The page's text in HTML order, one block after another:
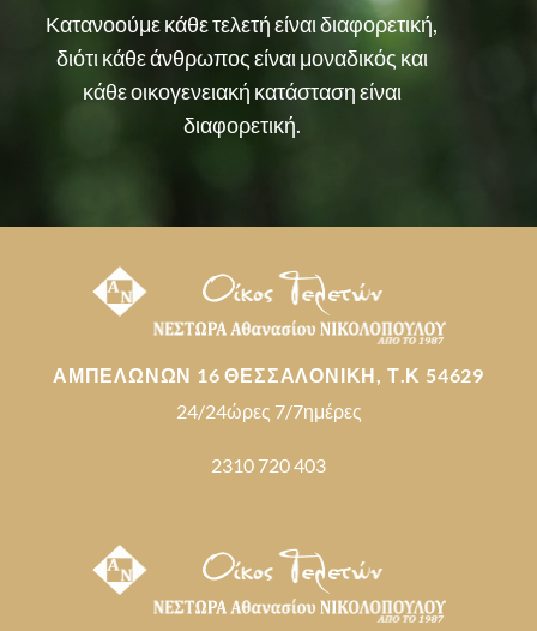
Κατανοούμε κάθε τελετή είναι διαφορετική,
διότι κάθε άνθρωπος είναι μοναδικός και
κάθε οικογενειακή κατάσταση είναι
διαφορετική.
ΑΜΠΕΛΩΝΩΝ 16 ΘΕΣΣΑΛΟΝΙΚΗ, Τ.Κ 54629
24/24ώρες 7/7ημέρες
2310 720 403